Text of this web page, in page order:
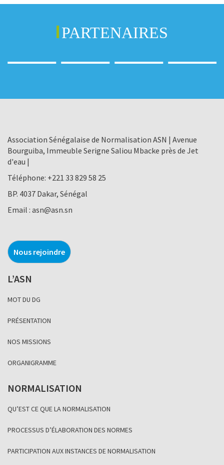
PARTENAIRES
Association Sénégalaise de Normalisation ASN | Avenue
Bourguiba, Immeuble Serigne Saliou Mbacke près de Jet
d'eau |
Téléphone: +221 33 829 58 25
BP. 4037 Dakar, Sénégal
Email : asn@asn.sn
Nous rejoindre
L’ASN
MOT DU DG
PRÉSENTATION
NOS MISSIONS
ORGANIGRAMME
NORMALISATION
QU’EST CE QUE LA NORMALISATION
PROCESSUS D’ÉLABORATION DES NORMES
PARTICIPATION AUX INSTANCES DE NORMALISATION